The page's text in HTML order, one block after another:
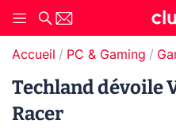
Accueil PC & Gaming
Techland dévoile
Racer